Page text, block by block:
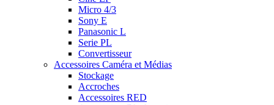
Micro 4/3
Sony E
Panasonic L
Serie PL
Convertisseur
Accessoires Caméra et Médias
Stockage
Accroches
Accessoires RED